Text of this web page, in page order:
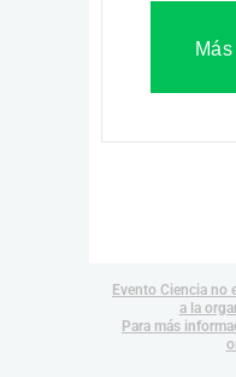
Evento Ciencia no
a la
Para más